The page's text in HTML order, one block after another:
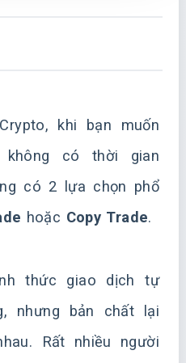
khi bạn muốn
không có thời gian
có 2 lựa chọn phổ
hoặc Copy Trade.
thức giao dịch tự
nhưng bản chất lại
Rất nhiều người